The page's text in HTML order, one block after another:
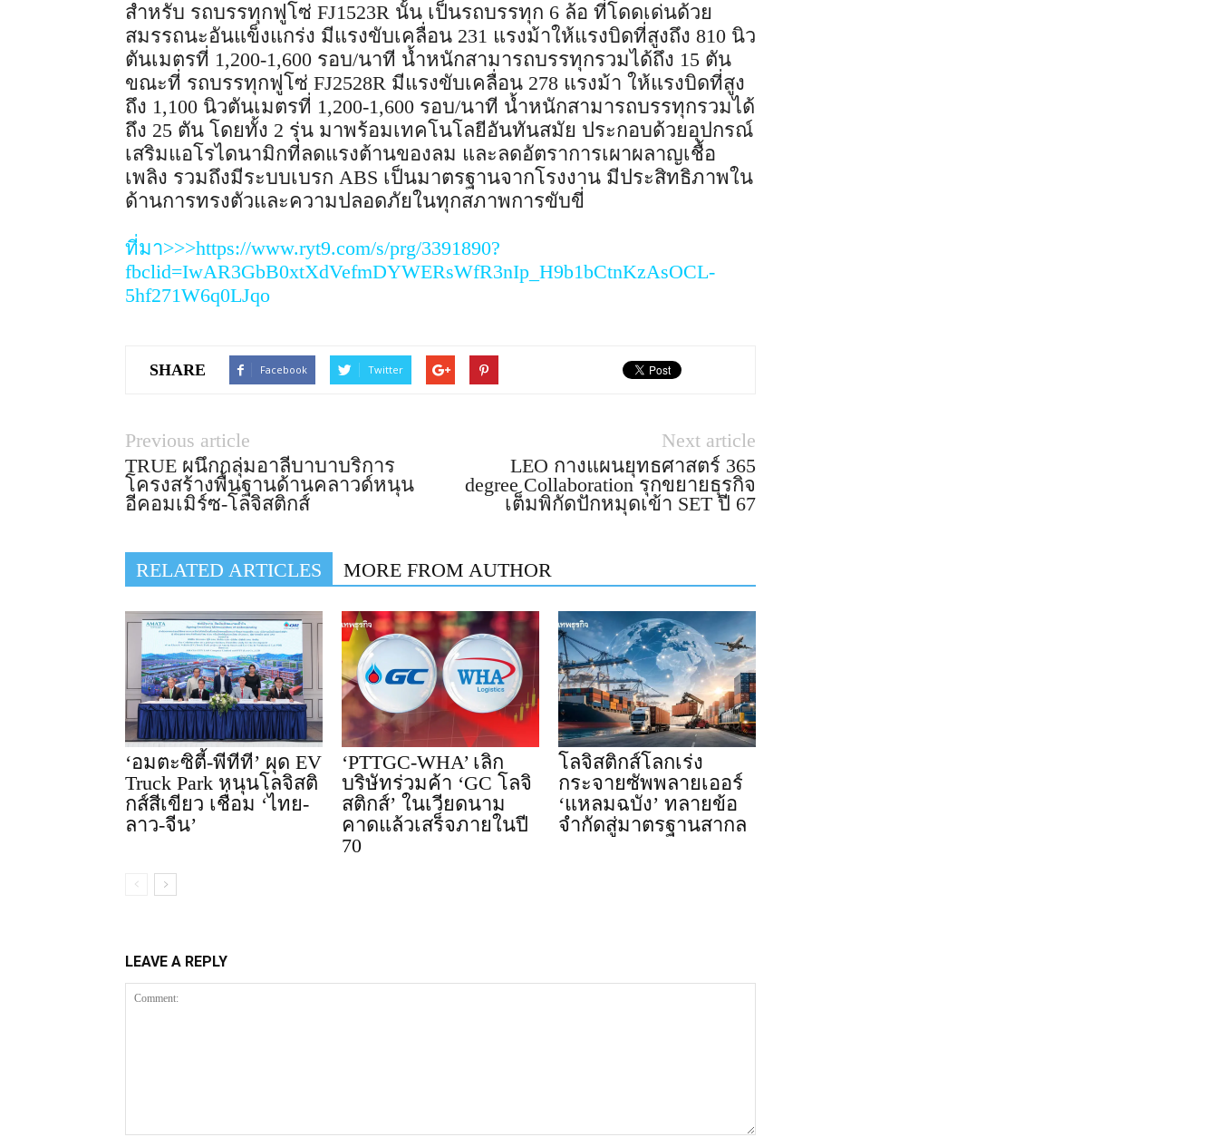
สำหรับ รถบรรทุกฟูโซ่ FJ1523R นั้น เป็นรถบรรทุก 6 ล้อ ที่โดดเด่นด้วย
สมรรถนะอันแข็งแกร่ง มีแรงขับเคลื่อน 231 แรงม้าให้แรงบิดที่สูงถึง 810 นิว
ตันเมตรที่ 1,200-1,600 รอบ/นาที น้ำหนักสามารถบรรทุกรวมได้ถึง 15 ตัน
ขณะที่ รถบรรทุกฟูโซ่ FJ2528R มีแรงขับเคลื่อน 278 แรงม้า ให้แรงบิดที่สูง
ถึง 1,100 นิวตันเมตรที่ 1,200-1,600 รอบ/นาที น้ำหนักสามารถบรรทุกรวมได้
ถึง 25 ตัน โดยทั้ง 2 รุ่น มาพร้อมเทคโนโลยีอันทันสมัย ประกอบด้วยอุปกรณ์
เสริมแอโรไดนามิกที่ลดแรงต้านของลม และลดอัตราการเผาผลาญเชื้อ
เพลิง รวมถึงมีระบบเบรก ABS เป็นมาตรฐานจากโรงงาน มีประสิทธิภาพใน
ด้านการทรงตัวและความปลอดภัยในทุกสภาพการขับขี่
ที่มา>>>https://www.ryt9.com/s/prg/3391890?
fbclid=IwAR3GbB0xtXdVefmDYWERsWfR3nIp_H9b1bCtnKzAsOCL-
5hf271W6q0LJqo
SHARE Facebook Twitter
Previous article
TRUE ผนึกกลุ่มอาลีบาบาบริการ
โครงสร้างพื้นฐานด้านคลาวด์หนุน
อีคอมเมิร์ซ-โลจิสติกส์
Next article
LEO กางแผนยุทธศาสตร์ 365
degree Collaboration รุกขยายธุรกิจ
เต็มพิกัดปักหมุดเข้า SET ปี 67
RELATED ARTICLES MORE FROM AUTHOR
‘อมตะซิตี้-พีทีที’ ผุด EV
Truck Park หนุนโลจิสติ
กส์สีเขียว เชื่อม ‘ไทย-
ลาว-จีน’
‘PTTGC-WHA’ เลิก
บริษัทร่วมค้า ‘GC โลจิ
สติกส์’ ในเวียดนาม
คาดแล้วเสร็จภายในปี
70
โลจิสติกส์โลกเร่ง
กระจายซัพพลายเออร์
‘แหลมฉบัง’ ทลายข้อ
จำกัดสู่มาตรฐานสากล
LEAVE A REPLY